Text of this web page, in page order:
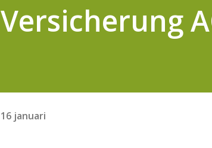
Versicherung
16 januari